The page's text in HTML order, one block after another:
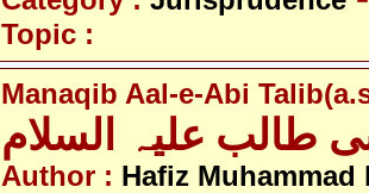
Topic :
Manaqib Aal-e-Abi
طالب علیہ السلام
Author : Hafiz Muhammad